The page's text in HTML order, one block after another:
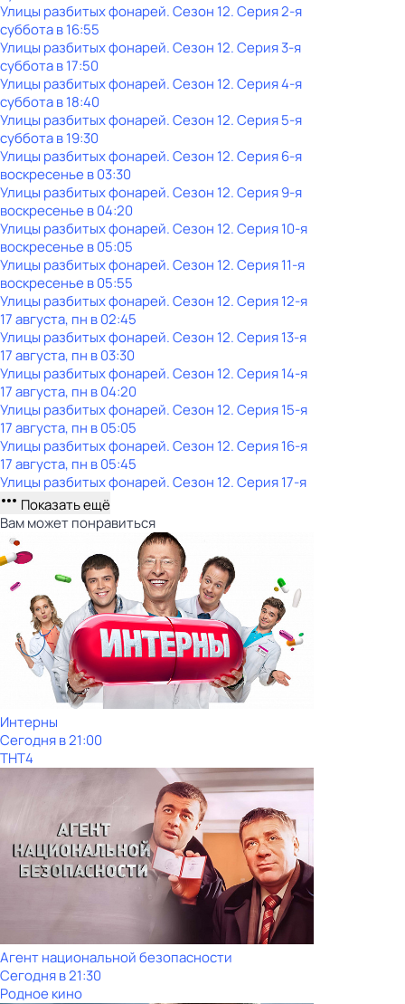
Улицы разбитых фонарей. Сезон 12. Серия 2-я
субботав16:55
Улицы разбитых фонарей. Сезон 12. Серия 3-я
субботав17:50
Улицы разбитых фонарей. Сезон 12. Серия 4-я
субботав18:40
Улицы разбитых фонарей. Сезон 12. Серия 5-я
субботав19:30
Улицы разбитых фонарей. Сезон 12. Серия 6-я
воскресенье в03:30
Улицы разбитых фонарей. Сезон 12. Серия 9-я
воскресенье в04:20
Улицы разбитых фонарей. Сезон 12. Серия 10-я
воскресенье в05:05
Улицы разбитых фонарей. Сезон 12. Серия 11-я
воскресенье в05:55
Улицы разбитых фонарей. Сезон 12. Серия 12-я
17 августа, пн в 02:45
Улицы разбитых фонарей. Сезон 12. Серия 13-я
17 августа, пн в 03:30
Улицы разбитых фонарей. Сезон 12. Серия 14-я
17 августа, пн в 04:20
Улицы разбитых фонарей. Сезон 12. Серия 15-я
17 августа, пн в 05:05
Улицы разбитых фонарей. Сезон 12. Серия 16-я
17 августа, пн в 05:45
Улицы разбитых фонарей. Сезон 12. Серия 17-я
Показать ещё
Вам может понравиться
Интерны
Сегодня в 21:00
ТНТ4
Агент национальной безопасности
Сегодня в 21:30
Родное кино